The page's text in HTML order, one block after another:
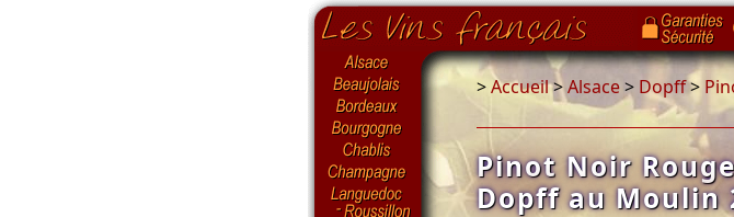
>Accueil>Alsace> Dopff>
Pinot Noir
Dopff au Moulin